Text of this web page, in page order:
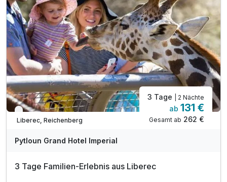
inkl. 10% Rabatt im Hotelrestaurant
inkl. kostenloses Parken auf dem Hotelparkplatz
inkl. WLAN Nutzung im Hotel
Verfügbar bis Dezember
Liberec, Reichenberg
3 Tage | 2 Nächte
ab 131 €
Gesamt ab 262 €
Pytloun Grand Hotel Imperial
3 Tage Familien-Erlebnis aus Liberec